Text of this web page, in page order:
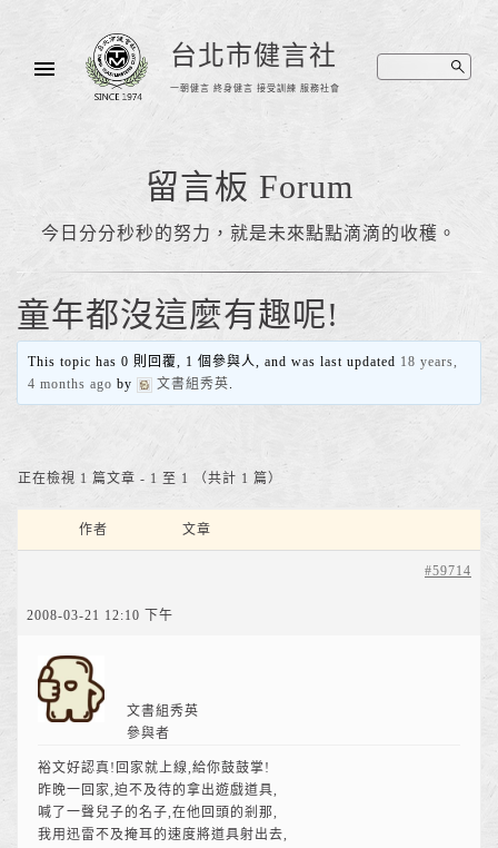
台北市健言社
一朝健言 終身健言 接受訓練 服務社會
留言板 Forum
今日分分秒秒的努力，就是未來點點滴滴的收穫。
童年都沒這麼有趣呢!
This topic has 0 則回覆, 1 個參與人, and was last updated 18 years,
4 months ago by 文書組秀英.
正在檢視 1 篇文章 - 1 至 1 （共計 1 篇）
作者 文章
2008-03-21 12:10 下午
#59714
文書組秀英
參與者
裕文好認真!回家就上線,給你鼓鼓掌!
昨晚一回家,迫不及待的拿出遊戲道具,
喊了一聲兒子的名子,在他回頭的剎那,
我用迅雷不及掩耳的速度將道具射出去,